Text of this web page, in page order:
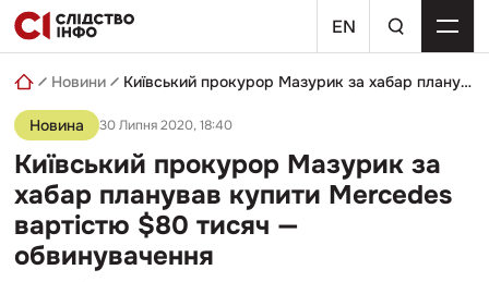
Skip
to
content
EN
пошуковий
запит
Новини Київський прокурор Мазурик за хабар планував купити Mercedes вартістю $80 тисяч — обвинувачення
Новина 30 Липня 2020, 18:40
Київський прокурор Мазурик за
хабар планував купити Mercedes
вартістю $80 тисяч —
обвинувачення